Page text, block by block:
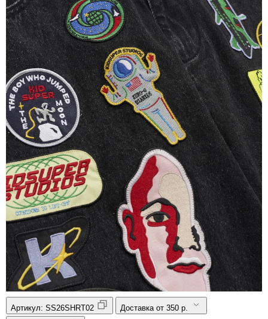
Артикул: SS26SHRT02 Доставка от 350 р.